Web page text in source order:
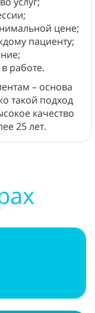
цене;
пациенту;
работе.
– основа
такой подход
качество
25 лет.